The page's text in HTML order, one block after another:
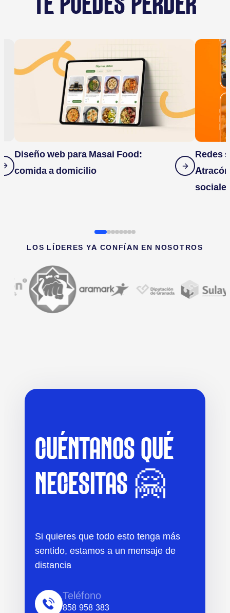
Diseño web para Masai Food:
comida a domicilio
Redes
LOS LÍDERES YA CONFÍAN EN NOSOTROS
CUÉNTANOS QUÉ
NECESITAS 🤗
Si quieres que todo esto tenga más
sentido, estamos a un mensaje de
distancia
Teléfono
858 958 383